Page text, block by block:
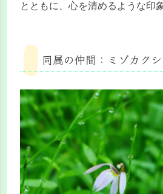
とともに、心を清めるような印
同属の仲間：ミゾカクシ